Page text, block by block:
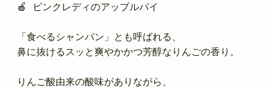
🍎 ピンクレディのアップルパイ
「食べるシャンパン」とも呼ばれる、
鼻に抜けるスッと爽やかかつ芳醇なりんごの香り。
りんご酸由来の酸味がありながら、